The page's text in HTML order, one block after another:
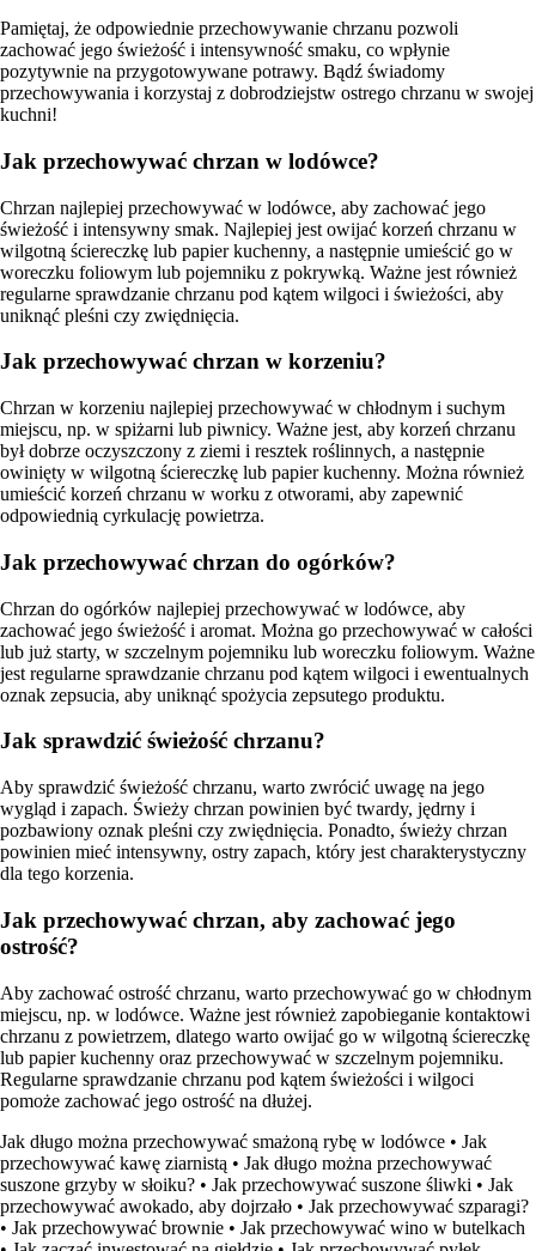
Pamiętaj, że odpowiednie przechowywanie chrzanu pozwoli
zachować jego świeżość i intensywność smaku, co wpłynie
pozytywnie na przygotowywane potrawy. Bądź świadomy
przechowywania i korzystaj z dobrodziejstw ostrego chrzanu w swojej
kuchni!
Jak przechowywać chrzan w lodówce?
Chrzan najlepiej przechowywać w lodówce, aby zachować jego
świeżość i intensywny smak. Najlepiej jest owijać korzeń chrzanu w
wilgotną ściereczkę lub papier kuchenny, a następnie umieścić go w
woreczku foliowym lub pojemniku z pokrywką. Ważne jest również
regularne sprawdzanie chrzanu pod kątem wilgoci i świeżości, aby
uniknąć pleśni czy zwiędnięcia.
Jak przechowywać chrzan w korzeniu?
Chrzan w korzeniu najlepiej przechowywać w chłodnym i suchym
miejscu, np. w spiżarni lub piwnicy. Ważne jest, aby korzeń chrzanu
był dobrze oczyszczony z ziemi i resztek roślinnych, a następnie
owinięty w wilgotną ściereczkę lub papier kuchenny. Można również
umieścić korzeń chrzanu w worku z otworami, aby zapewnić
odpowiednią cyrkulację powietrza.
Jak przechowywać chrzan do ogórków?
Chrzan do ogórków najlepiej przechowywać w lodówce, aby
zachować jego świeżość i aromat. Można go przechowywać w całości
lub już starty, w szczelnym pojemniku lub woreczku foliowym. Ważne
jest regularne sprawdzanie chrzanu pod kątem wilgoci i ewentualnych
oznak zepsucia, aby uniknąć spożycia zepsutego produktu.
Jak sprawdzić świeżość chrzanu?
Aby sprawdzić świeżość chrzanu, warto zwrócić uwagę na jego
wygląd i zapach. Świeży chrzan powinien być twardy, jędrny i
pozbawiony oznak pleśni czy zwiędnięcia. Ponadto, świeży chrzan
powinien mieć intensywny, ostry zapach, który jest charakterystyczny
dla tego korzenia.
Jak przechowywać chrzan, aby zachować jego
ostrość?
Aby zachować ostrość chrzanu, warto przechowywać go w chłodnym
miejscu, np. w lodówce. Ważne jest również zapobieganie kontaktowi
chrzanu z powietrzem, dlatego warto owijać go w wilgotną ściereczkę
lub papier kuchenny oraz przechowywać w szczelnym pojemniku.
Regularne sprawdzanie chrzanu pod kątem świeżości i wilgoci
pomoże zachować jego ostrość na dłużej.
Jak długo można przechowywać smażoną rybę w lodówce • Jak
przechowywać kawę ziarnistą • Jak długo można przechowywać
suszone grzyby w słoiku? • Jak przechowywać suszone śliwki • Jak
przechowywać awokado, aby dojrzało • Jak przechowywać szparagi?
• Jak przechowywać brownie • Jak przechowywać wino w butelkach